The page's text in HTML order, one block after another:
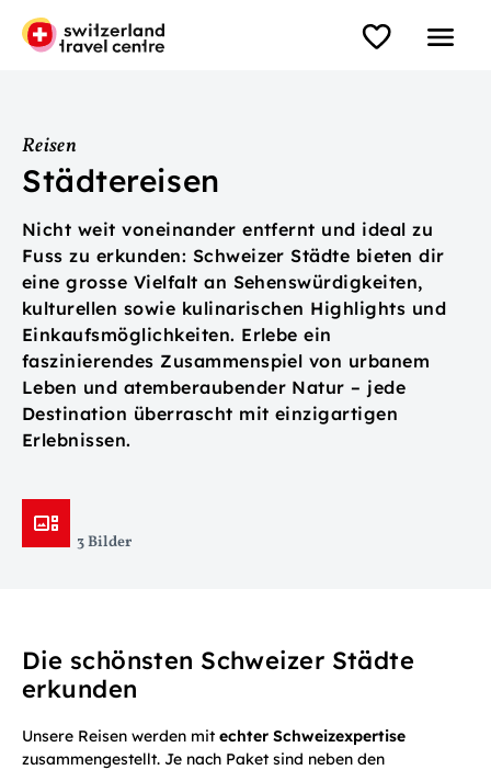
Reisen
Städtereisen
Nicht weit voneinander entfernt und ideal zu
Fuss zu erkunden: Schweizer Städte bieten dir
eine grosse Vielfalt an Sehenswürdigkeiten,
kulturellen sowie kulinarischen Highlights und
Einkaufsmöglichkeiten. Erlebe ein
faszinierendes Zusammenspiel von urbanem
Leben und atemberaubender Natur – jede
Destination überrascht mit einzigartigen
Erlebnissen.
3 Bilder
Die schönsten Schweizer Städte
erkunden
Unsere Reisen werden mit echter Schweizexpertise
zusammengestellt. Je nach Paket sind neben den